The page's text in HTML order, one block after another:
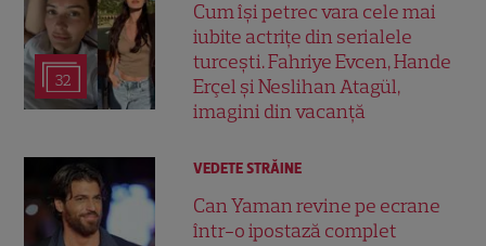
32
Cum își petrec vara cele mai
iubite actrițe din serialele
turcești. Fahriye Evcen, Hande
Erçel și Neslihan Atagül,
imagini din vacanță
VEDETE STRĂINE
Can Yaman revine pe ecrane
într-o ipostază complet